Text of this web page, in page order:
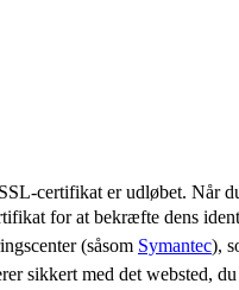
certifikat er udløbet. Når
for at bekræfte dens
(såsom Symantec),
sikkert med det websted,